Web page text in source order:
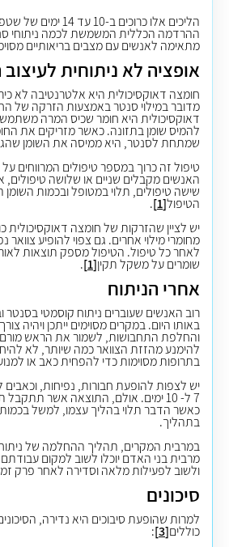
הליכים אלו כרוכים ב-10
ההרדמה הכללית המשמשת לכמה ניתוחי
מתאימה לאנשים עם מצבים בריאותיים
אופציה לא ניתוחית
חומצה דאוקסיכולית היא אלטרנטיבה לא
מדובר במילוי סנטר באמצעותהזרקה של
דאוקסיכולית היא חומר שכיס המרה משתמש
להמיס שומן בתזונה. כאשר מזריקים את
שמתחת לסנטר, היא ממיסה את השומן
טיפול זה כרוך במספר טיפולים המרווחים
האנשים מקבלים שניים או שלושה
שישה טיפולים, תלוי במטופל ובכמות השומן
הטיפול[1]
.
יש לציין שהזרקות של חומצה דאוקסיכולית
לאחר כל טיפול. הטיפול מספק תוצאות
שומרים על משקל תקין[1]
.
אחרי הניתוח
רוב האנשים שעוברים ניתוח קוסמטי בסנטר
באותו היום. במקרים מסוימים ייתכן ויהיה
והחלפת התחבושות, לשמור את הראש
להימנע מהזזת הצוואר כמה שיותר, לא
בתרופות מסוימות כדי להפחית כאב או
יש לצפות להופעת חבורות, נפיחות,
7 ל- 10 ימים. אולם, התוצאה אשר
כאשר הדבר תלוי בהליך עצמו, למשל
בתהליך.
במרבית המקרים, תהליך ההחלמה של
מרבית בני האדם יוכלו לשוב למקום
ולשוב לפעילות מלאה וסדירה לאחר פרק
סיכונים ​​​​​​​
למרות שהופעת סיבוכים היא נדירה,
כוללים[3]
: